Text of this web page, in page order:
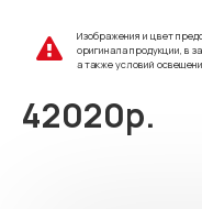
Изображения и цвет
оригинала продукции, в
а также условий
42020р.